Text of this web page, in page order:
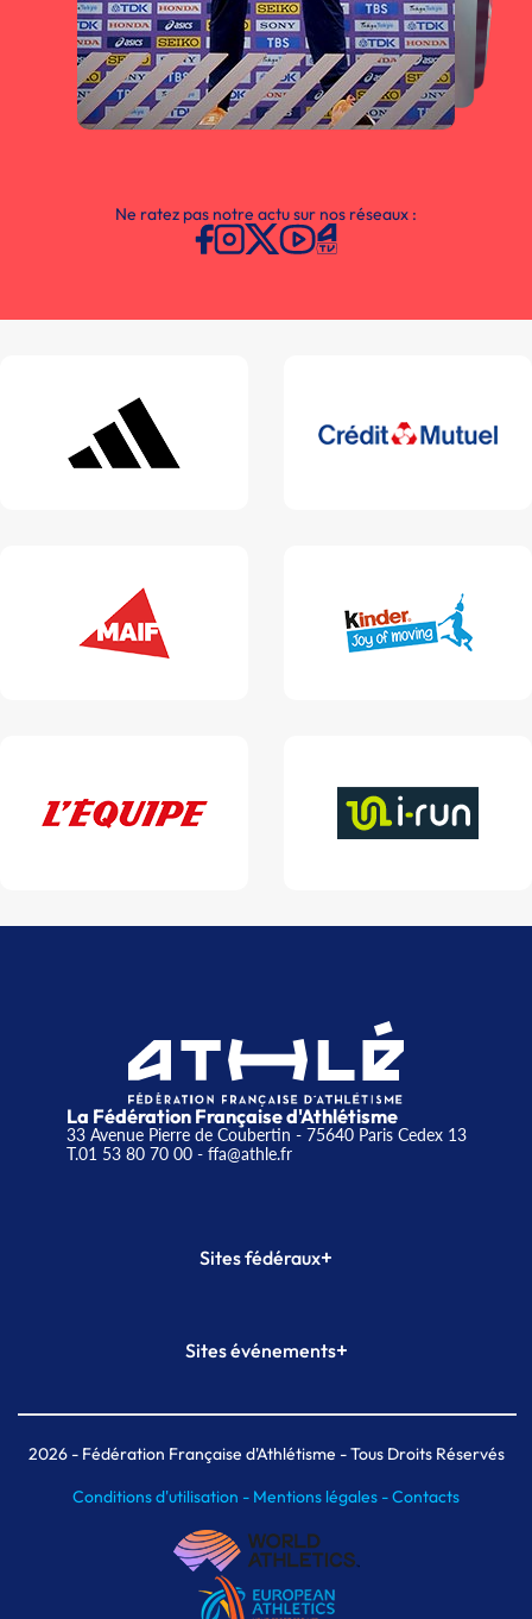
Ne ratez pas notre actu sur nos réseaux :
La Fédération Française d'Athlétisme
33 Avenue Pierre de Coubertin - 75640 Paris Cedex 13
T.01 53 80 70 00- ffa@athle.fr
Sites fédéraux+
Plateforme Formation
Sites événements+
Meeting de Paris indoor
MAIF Ekiden de Paris
2026- Fédération Française d'Athlétisme - Tous Droits Réservés
Conditions d'utilisation - Mentions légales -Contacts